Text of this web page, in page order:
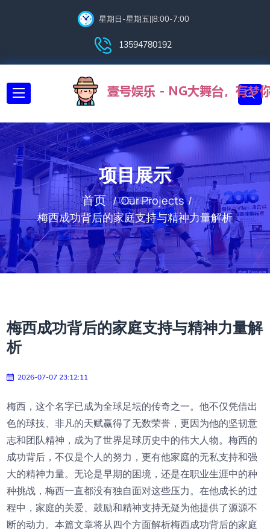
星期日-星期五||8:00-7:00
13594780192
项目展示
首页
Our Projects
梅西成功背后的家庭支持与精神力量解析
梅西成功背后的家庭支持与精神力量解
析
2026-07-07 23:12:11
梅西，这个名字已成为全球足坛的传奇之一。他不仅凭借出
色的球技、非凡的天赋赢得了无数荣誉，更因为他的坚韧意
志和团队精神，成为了世界足球历史中的伟大人物。梅西的
成功背后，不仅是个人的努力，更有他家庭的无私支持和强
大的精神力量。无论是早期的困境，还是在职业生涯中的种
种挑战，梅西一直都没有独自面对这些压力。在他成长的过
程中，家庭的关爱、鼓励和精神支持无疑为他提供了源源不
断的动力。本篇文章将从四个方面解析梅西成功背后的家庭